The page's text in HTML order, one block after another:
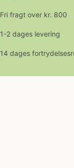
Fri fragt over kr. 800
1-2 dages levering
14 dages